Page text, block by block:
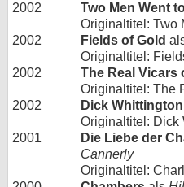
2002 Two Men Went
Originaltitel: Two
2002
Fields of Gold
Originaltitel:
2002
The Real Vicars
Originaltitel: The
2002
Dick Whittington
Originaltitel: Dick
2001
Die Liebe der
Cannerly
Originaltitel: